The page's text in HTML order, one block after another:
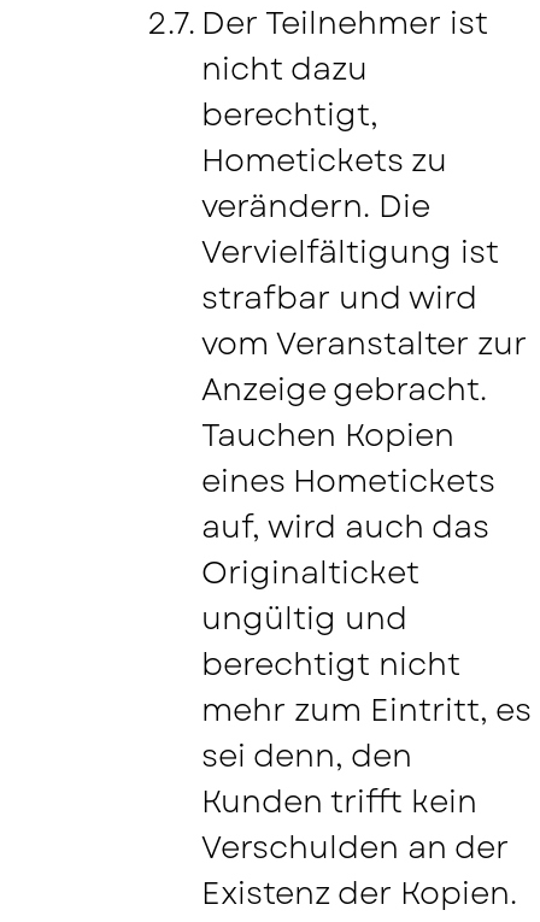
Der Teilnehmer ist
nicht dazu
berechtigt,
Hometickets zu
verändern. Die
Vervielfältigung ist
strafbar und wird
vom Veranstalter zur
Anzeige gebracht.
Tauchen Kopien
eines Hometickets
auf, wird auch das
Originalticket
ungültig und
berechtigt nicht
mehr zum Eintritt, es
sei denn, den
Kunden trifft kein
Verschulden an der
Existenz der Kopien.